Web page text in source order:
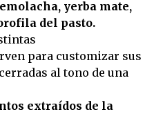
yerba mate,
del pasto.
para customizar sus
al tono de una
extraídos de la